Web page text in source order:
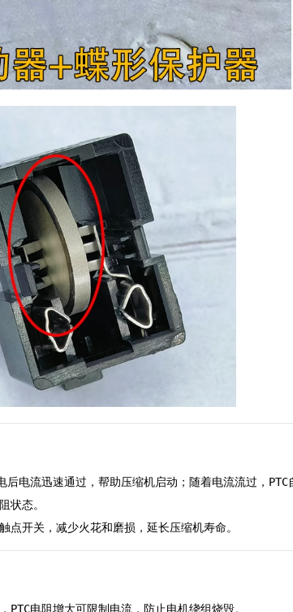
后电流迅速通过，帮助压缩机启动；随着电流流过，PTC
状态。
点开关，减少火花和磨损，延长压缩机寿命。
电阻增大可限制电流，防止电机绕组烧毁。